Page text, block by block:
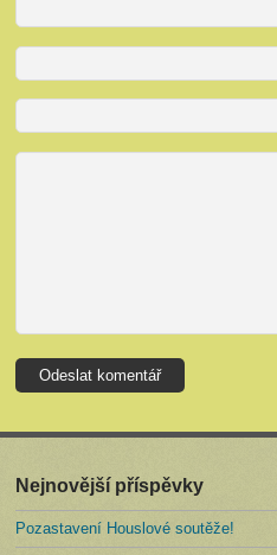
Nejnovější příspěvky
Pozastavení Houslové soutěže!